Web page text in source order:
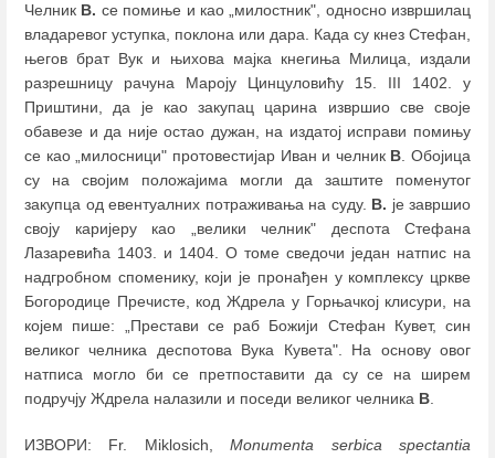
Челник В. се помиње и као „милостник", односно извршилац
владаревог уступка, поклона или дара. Када су кнез Стефан,
његов брат Вук и њихова мајка кнегиња Милица, издали
разрешницу рачуна Мароју Цинцуловићу 15. III 1402. у
Приштини, да је као закупац царина извршио све своје
обавезе и да није остао дужан, на издатој исправи помињу
се као „милосници" протовестијар Иван и челник В. Обојица
су на својим положајима могли да заштите поменутог
закупца од евентуалних потраживања на суду. В. је завршио
своју каријеру као „велики челник" деспота Стефана
Лазаревића 1403. и 1404. О томе сведочи један натпис на
надгробном споменику, који је пронађен у комплексу цркве
Богородице Пречисте, код Ждрела у Горњачкој клисури, на
којем пише: „Престави се раб Божији Стефан Кувет, син
великог челника деспотова Вука Кувета". На основу овог
натписа могло би се претпоставити да су се на ширем
подручју Ждрела налазили и поседи великог челника В.
ИЗВОРИ: Fr. Мiklosich,Мonumenta serbica spectantia